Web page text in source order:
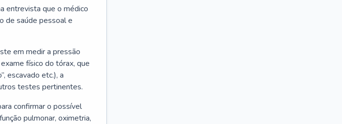
entrevista que o médico
de saúde pessoal e
em medir a pressão
físico do tórax, que
escavado etc.), a
testes pertinentes.
confirmar o possível
pulmonar, oximetria,